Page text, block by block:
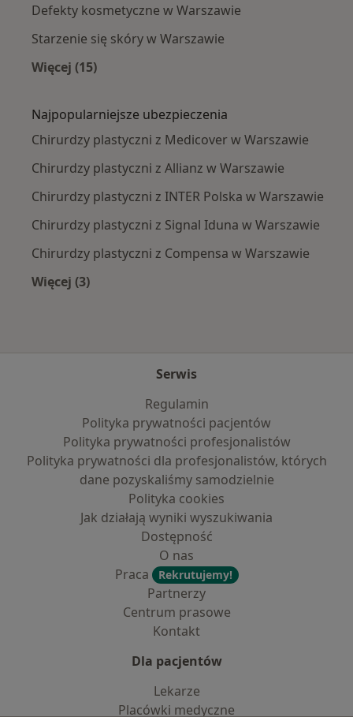
Defekty kosmetyczne w Warszawie
Starzenie się skóry w Warszawie
Więcej (15)
Najpopularniejsze ubezpieczenia
Chirurdzy plastyczni z Medicover w Warszawie
Chirurdzy plastyczni z Allianz w Warszawie
Chirurdzy plastyczni z INTER Polska w Warszawie
Chirurdzy plastyczni z Signal Iduna w Warszawie
Chirurdzy plastyczni z Compensa w Warszawie
Więcej (3)
Serwis
Regulamin
Polityka prywatności pacjentów
Polityka prywatności profesjonalistów
Polityka prywatności dla profesjonalistów, których
dane pozyskaliśmy samodzielnie
Polityka cookies
Jak działają wyniki wyszukiwania
Dostępność
O nas
Praca
Rekrutujemy!
Partnerzy
Centrum prasowe
Kontakt
Dla pacjentów
Lekarze
Placówki medyczne